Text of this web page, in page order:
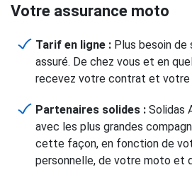
Votre assurance moto
Tarif en ligne : Plus besoin
assuré. De chez vous et en
recevez votre contrat et votre
Partenaires solides : Solidas
avec les plus grandes
cette façon, en fonction de
personnelle, de votre moto et